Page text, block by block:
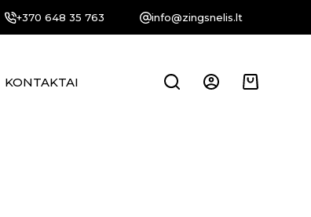
+370 648 35 763 info@zingsnelis.lt
KONTAKTAI Krepšelis